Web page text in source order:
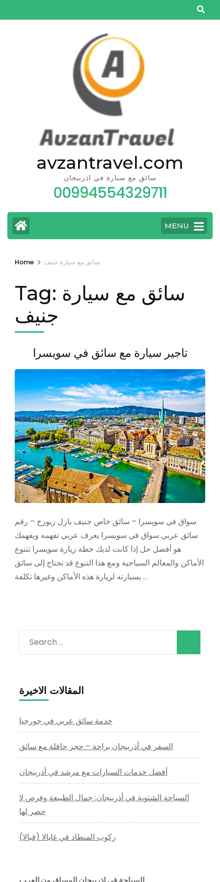
to
avzantravel.com
سائق مع سيارة في اذربيجان
00994554329711
MENU
Home > سائق مع سيارة جنيف
Tag: سائق مع سيارة
جنيف
تاجير سيارة مع سائق في سويسرا
سواق في سويسرا – سائق خاص جنيف بازل زيورخ – رقم
سائق عربي سواق في سويسرا يعرف عربي تفهمه ويفهمك
هو أفضل حل إذا كانت لديك خطة زيارة سويسرا تتنوع
الأماكن والمعالم السياحية ومع هذا التنوع قد تحتاج إلى سائق
بسيارته لزيارة هذه الأماكن وغيرها تكلفة …
Search
for:
المقالات الاخيرة
خدمة سائق عربي في جورجيا
السفر في أذربيجان براحة – حجز حافلة مع سائق
أفضل خدمات السيارات مع مرشد في أذربيجان
السياحة الشتوية في أذربيجان: جمال الطبيعة وفرص لا
حصر لها
ركوب المنطاد في غابالا (قبالا)